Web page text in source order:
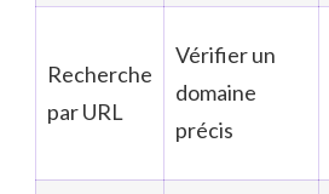
Recherche
par URL
Vérifier un
domaine
précis